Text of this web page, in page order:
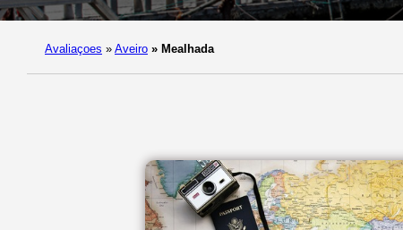
Avaliaçoes » Aveiro » Mealhada